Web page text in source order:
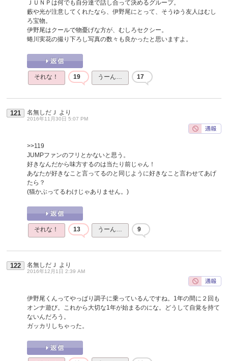
ＪＵＮＰは何でも自分達で話し合って決めるグループ。
藪や光が注意してくれたなら、伊野尾にとって、そうゆう友人はむし
ろ宝物。
伊野尾はクールで物憂げな方が、むしろセクシー。
蜷川実花の撮り下ろし写真の数々も良かったと思いますよ。
それな！ 19 うーん… 17
121 名無しだＪ より
2016年11月30日 5:07 PM
>>119
JUMPファンのフリとかないと思う。
好きなんだから味方するのは当たり前じゃん！
あなたが好きなこと言ってるのと同じように好きなこと言わせてあげ
たら？
(猫かぶってるわけじゃありません。)
それな！ 13 うーん… 9
122 名無しだＪ より
2016年12月1日 2:39 AM
伊野尾くんってやっぱり調子に乗っているんですね。1年の間に２回も
オンナ遊び。これから大切な1年が始まるのにな。どうして自覚を持て
ないんだろう。
ガッカリしちゃった。